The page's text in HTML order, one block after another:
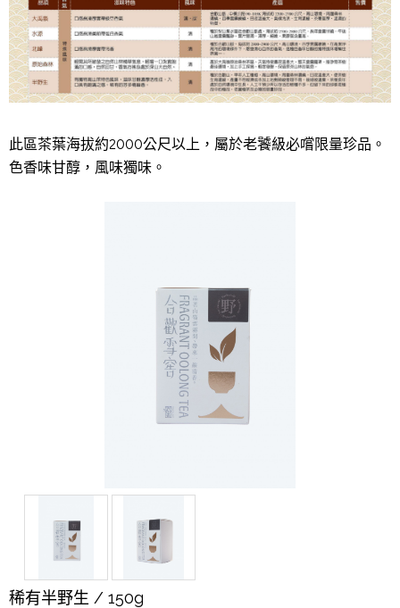
此區茶葉海拔約2000公尺以上，屬於老饕級必嚐限量珍品。
色香味甘醇，風味獨味。
稀有半野生 / 150g